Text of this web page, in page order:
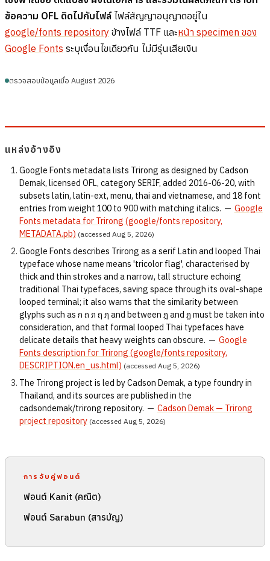
ข้อความ OFL ติดไปกับไฟล์ไฟล์สัญญาอนุญาตอยู่ใน
google/fonts repository ข้างไฟล์ TTF และหน้า specimen ของ
Google Fonts ระบุเงื่อนไขเดียวกัน ไม่มีรุ่นเสียเงิน
ตรวจสอบข้อมูลเมื่อ August 2026
แหล่งอ้างอิง
Google Fonts metadata lists Trirong as designed by Cadson
Demak, licensed OFL, category SERIF, added 2016-06-20, with
subsets latin, latin-ext, menu, thai and vietnamese, and 18 font
entries from weight 100 to 900 with matching italics. — Google
Fonts metadata for Trirong (google/fonts repository,
METADATA.pb) (accessed Aug 5, 2026)
Google Fonts describes Trirong as a serif Latin and looped Thai
typeface whose name means 'tricolor flag', characterised by
thick and thin strokes and a narrow, tall structure echoing
traditional Thai typefaces, saving space through its oval-shape
looped terminal; it also warns that the similarity between
glyphs such as ก ถ ภ ฤ ฦ and between ฎ and ฏ must be taken into
consideration, and that formal looped Thai typefaces have
delicate details that heavy weights can obscure. — Google
Fonts description for Trirong (google/fonts repository,
DESCRIPTION.en_us.html) (accessed Aug 5, 2026)
The Trirong project is led by Cadson Demak, a type foundry in
Thailand, and its sources are published in the
cadsondemak/trirong repository. — Cadson Demak — Trirong
project repository (accessed Aug 5, 2026)
การจับคู่ฟอนต์
ฟอนต์ Kanit (คณิต)
ฟอนต์ Sarabun (สารบัญ)